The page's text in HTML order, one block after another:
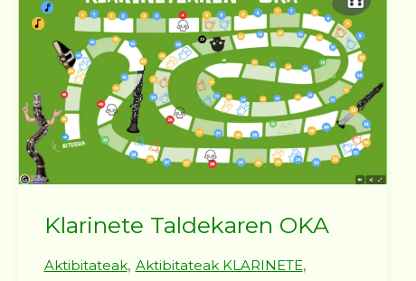
Klarinete Taldekaren OKA
Aktibitateak, Aktibitateak KLARINETE,